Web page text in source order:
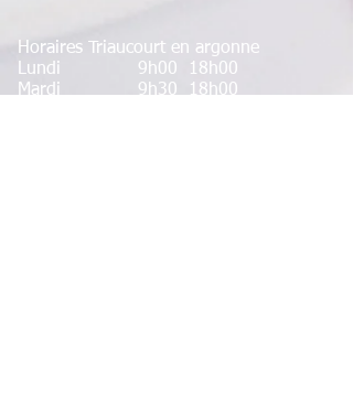
Horaires Triaucourt en argonne
Lundi 9h00 18h00
Mardi 9h30 18h00